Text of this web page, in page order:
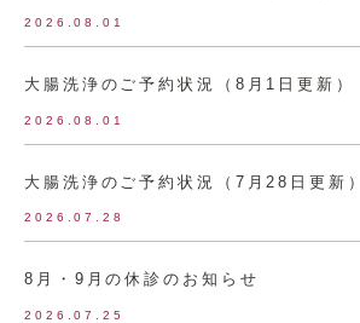
2026.08.01
大腸洗浄のご予約状況（8月1日更新）
2026.08.01
大腸洗浄のご予約状況（7月28日更新）
2026.07.28
8月・9月の休診のお知らせ
2026.07.25